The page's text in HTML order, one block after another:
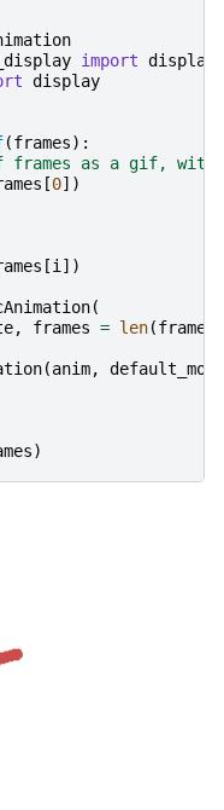
import
display
(frames):
as a gif,
[0])
[i])
(
, frames = len(frames
(anim, default_mode
)